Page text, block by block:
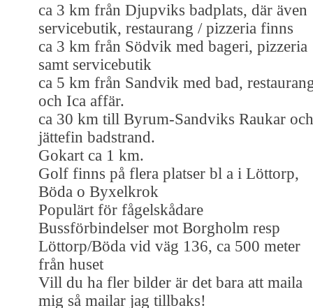
ca 3 km från Djupviks badplats, där även
servicebutik, restaurang / pizzeria finns
ca 3 km från Södvik med bageri, pizzeria
samt servicebutik
ca 5 km från Sandvik med bad,
och Ica affär.
ca 30 km till Byrum-Sandviks Raukar och
jättefin badstrand.
Gokart ca 1 km.
Golf finns på flera platser bl a i Löttorp,
Böda o Byxelkrok
Populärt för fågelskådare
Bussförbindelser mot Borgholm resp
Löttorp/Böda vid väg 136, ca 500 meter
från huset
Vill du ha fler bilder är det bara att maila
mig så mailar jag tillbaks!